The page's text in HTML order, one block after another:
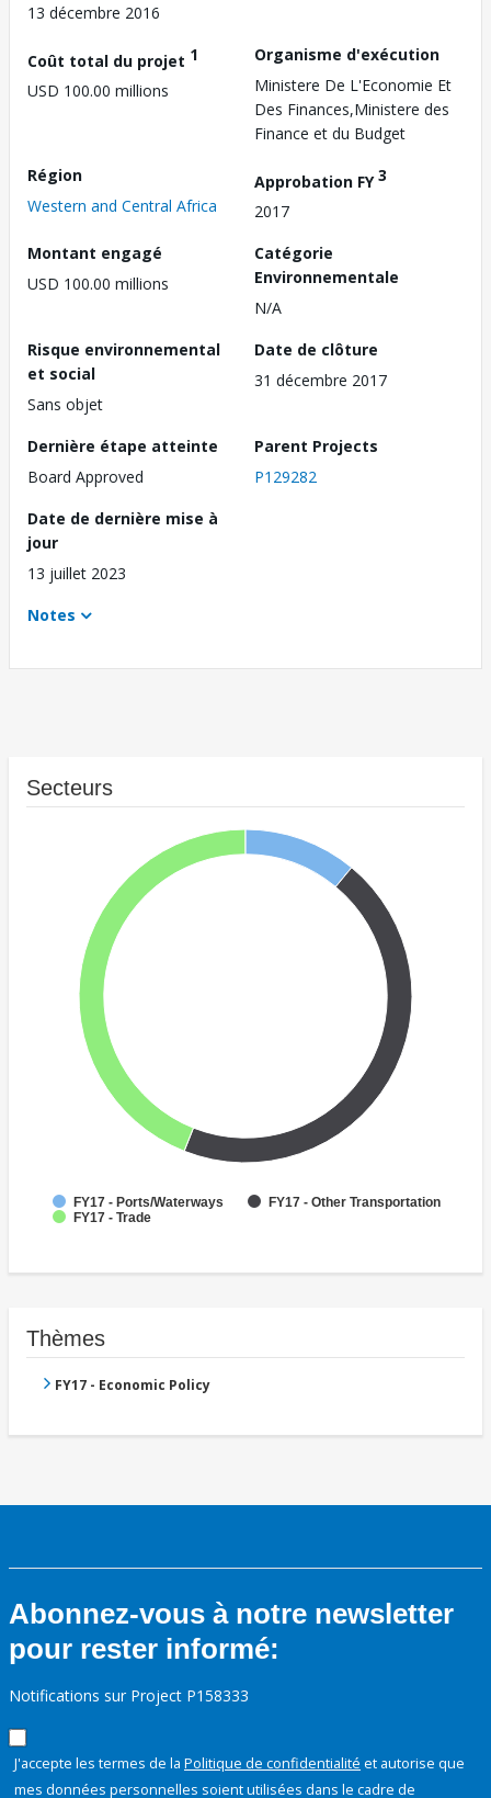
13 décembre 2016
Coût total du projet 1
USD 100.00 millions
Organisme d'exécution
Ministere De L'Economie Et
Des Finances,Ministere des
Finance et du Budget
Région
Western and Central Africa
Approbation FY3
2017
Montant engagé
USD 100.00 millions
Catégorie
Environnementale
N/A
Risque environnemental
et social
Sans objet
Date de clôture
31 décembre 2017
Dernière étape atteinte
Board Approved
Parent Projects
P129282
Date de dernière mise à
jour
13 juillet 2023
Notes
Secteurs
FY17 - Ports/Waterways
FY17 - Other Transportation
FY17 - Trade
Thèmes
FY17 - Economic Policy
Abonnez-vous à notre newsletter
pour rester informé:
Notifications sur Project P158333
J'accepte les termes de la Politique de confidentialité et autorise que
mes données personnelles soient utilisées dans le cadre de